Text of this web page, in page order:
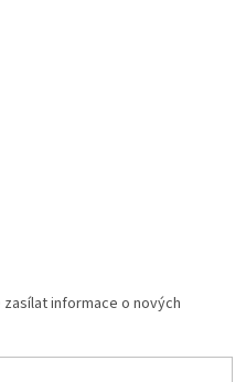
informace o nových